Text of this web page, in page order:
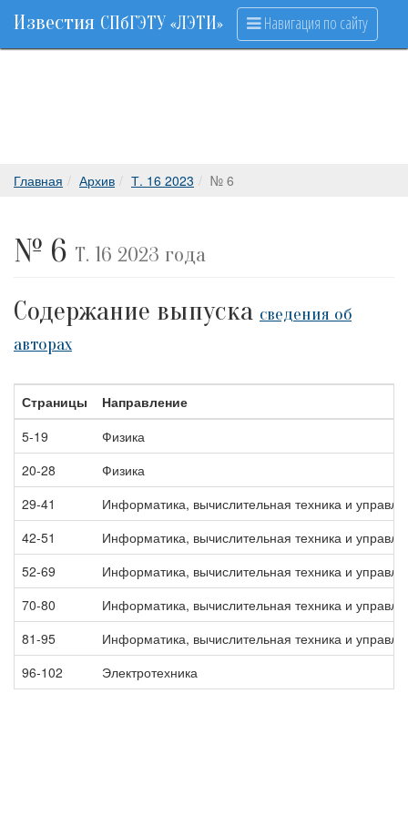
Известия СПбГЭТУ «ЛЭТИ» Навигация по сайту
Главная Архив Т. 16 2023 № 6
№ 6 Т. 16 2023 года
Содержание выпуска сведения об
авторах
Страницы
Направление
5-19
Физика
20-28
Физика
29-41
Информатика, вычислительная техника и
42-51
Информатика, вычислительная техника и
52-69
Информатика, вычислительная техника и
70-80
Информатика, вычислительная техника и
81-95
Информатика, вычислительная техника и
96-102
Электротехника